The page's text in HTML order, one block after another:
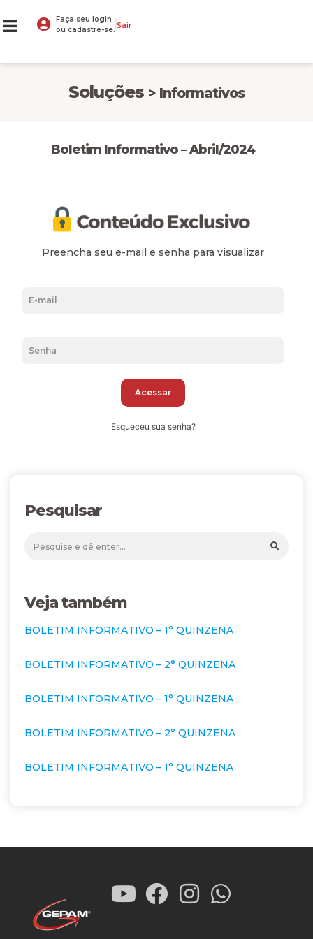
Faça seu login
ou cadastre-se. Sair
Soluções > Informativos
Boletim Informativo – Abril/2024
Preencha seu e-mail e senha para visualizar
Acessar
Esqueceu sua senha?
Pesquisar
Veja também
BOLETIM INFORMATIVO – 1° QUINZENA
BOLETIM INFORMATIVO – 2° QUINZENA
BOLETIM INFORMATIVO – 1° QUINZENA
BOLETIM INFORMATIVO – 2° QUINZENA
BOLETIM INFORMATIVO – 1° QUINZENA